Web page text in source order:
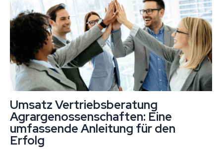
Umsatz Vertriebsberatung
Agrargenossenschaften: Eine
umfassende Anleitung für den
Erfolg